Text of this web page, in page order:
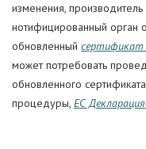
изменения,
нотифицированный орган
обновленный сертификат
может потребовать
обновленного
процедуры, ЕС